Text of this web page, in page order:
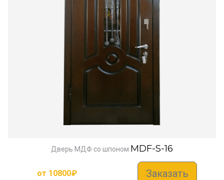
Дверь МДФ со шпоном MDF-S-16
от 10800₽ Заказать